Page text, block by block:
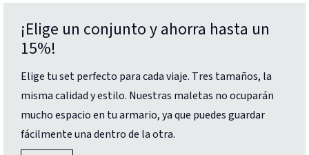
¡Elige un conjunto y ahorra hasta un
15%!
Elige tu set perfecto para cada viaje. Tres tamaños, la
misma calidad y estilo. Nuestras maletas no ocuparán
mucho espacio en tu armario, ya que puedes guardar
fácilmente una dentro de la otra.